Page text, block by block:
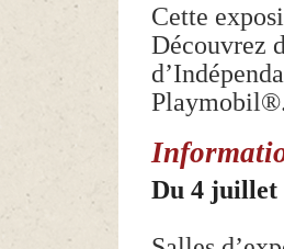
Cette
Découvrez
Du 4 juillet